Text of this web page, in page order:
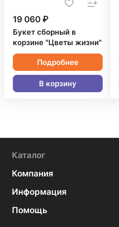
19 060 ₽
Букет сборный в
корзине "Цветы жизни"
Подробнее
В корзину
Каталог
Компания
Информация
Помощь